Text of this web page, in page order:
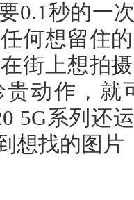
0.1秒的一
何想留住
街上想拍
贵动作，
5G系列还
想找的图片